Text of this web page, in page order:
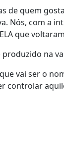
de quem
Nós, com a
que
na
vai ser o